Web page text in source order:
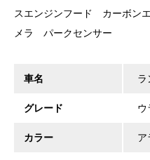
スエンジンフード カーボン
メラ パークセンサー
車名 ラ
グレード
カラー ア